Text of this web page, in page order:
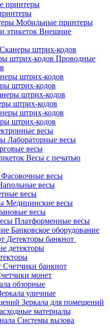
Мобильные принтеры
Внешние
Сканеры штрих-кодов
Проводные
штрих-кодов
штрих-кодов
штрих-кодов
весы
Лабораторные весы
весы
Весы с печатью
Фасовочные весы
весы
весы
Медицинские весы
весы
Платформенные весы
Банковское оборудование
Детекторы банкнот
детекторы
Счетчики банкнот
монет
обзорные
уличные
Зеркала для помещений
материалы
Системы вызова